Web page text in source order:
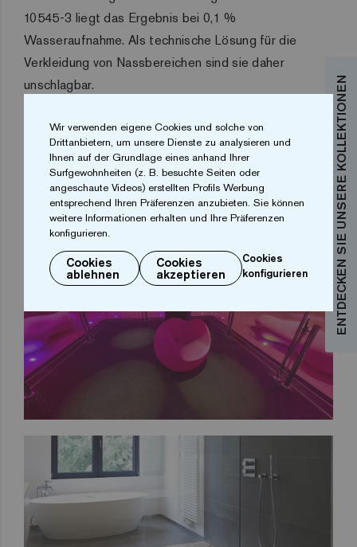
10545-3 liegt das Ergebnis bei 0,1 %
Wasseraufnahme.Als technische Lösung für die
Verkleidung von Nassbereichen sind sie daher
unschlagbar.
You can find us in designerlistings.org´sInterior Design Directory ENTDECKEN SIE UNSERE KOLLEKTIONEN
Wir verwenden eigene Cookies und solche von
Drittanbietern, um unsere Dienste zu analysieren und
Ihnen auf der Grundlage eines anhand Ihrer
Surfgewohnheiten (z. B. besuchte Seiten oder
angeschaute Videos) erstellten Profils Werbung
entsprechend Ihren Präferenzen anzubieten. Sie können
weitere Informationen erhalten und Ihre Präferenzen
konfigurieren.
Cookies
ablehnen
Cookies
akzeptieren
Cookies
konfigurieren